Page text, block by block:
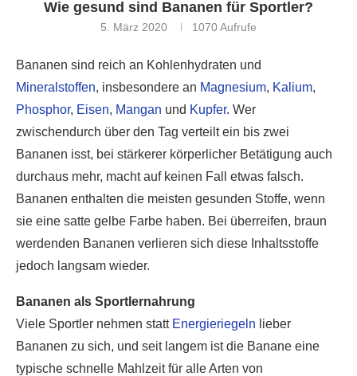
Wie gesund sind Bananen für Sportler?
5. März 2020 1070Aufrufe
Bananen sind reich an Kohlenhydraten und
Mineralstoffen, insbesondere an Magnesium, Kalium,
Phosphor, Eisen, Mangan und Kupfer. Wer
zwischendurch über den Tag verteilt ein bis zwei
Bananen isst, bei stärkerer körperlicher Betätigung auch
durchaus mehr, macht auf keinen Fall etwas falsch.
Bananen enthalten die meisten gesunden Stoffe, wenn
sie eine satte gelbe Farbe haben. Bei überreifen, braun
werdenden Bananen verlieren sich diese Inhaltsstoffe
jedoch langsam wieder.
Bananen als Sportlernahrung
Viele Sportler nehmen statt Energieriegeln lieber
Bananen zu sich, und seit langem ist die Banane eine
typische schnelle Mahlzeit für alle Arten von